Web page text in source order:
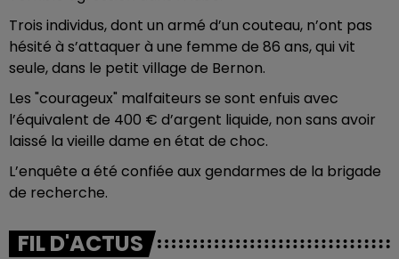
Trois individus, dont un armé d’un couteau, n’ont pas
hésité à s’attaquer à une femme de 86 ans, qui vit
seule, dans le petit village de Bernon.
Les "courageux" malfaiteurs se sont enfuis avec
l’équivalent de 400 € d’argent liquide, non sans avoir
laissé la vieille dame en état de choc.
L’enquête a été confiée aux gendarmes de la brigade
de recherche.
FIL D'ACTUS